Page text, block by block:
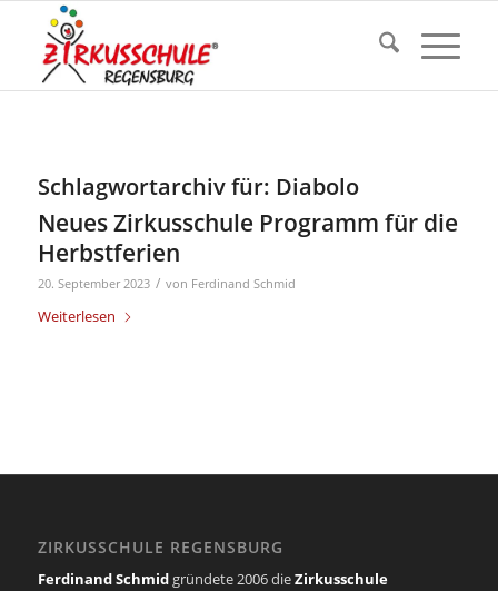
Schlagwortarchiv für: Diabolo
Neues Zirkusschule Programm für die
Herbstferien
20. September 2023 / von Ferdinand Schmid
Weiterlesen
ZIRKUSSCHULE REGENSBURG
Ferdinand Schmidgründete 2006 dieZirkusschule